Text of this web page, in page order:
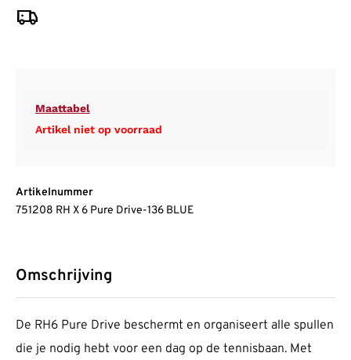
Maattabel
Artikel niet op voorraad
Artikelnummer
751208 RH X 6 Pure Drive-136 BLUE
Omschrijving
De RH6 Pure Drive beschermt en organiseert alle spullen
die je nodig hebt voor een dag op de tennisbaan. Met